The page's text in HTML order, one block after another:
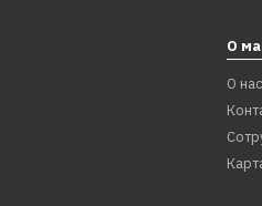
О
О нас